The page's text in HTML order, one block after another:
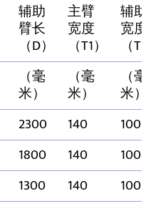
辅助
臂长
（D）
主臂
宽度
（T1）
辅助
宽度
（T2
（毫
米）
（毫
米）
（毫
米）
2300 140
100
1800 140
100
1300 140
100